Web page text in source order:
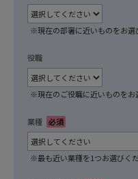
※現在の部署に近いものをお選
役職
※現在のご役職に近いものをお
業種 必須
※最も近い業種を1つお選びくだ